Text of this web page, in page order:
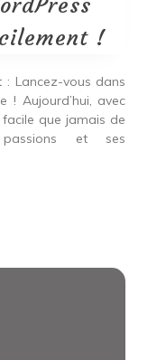
facilement
!
!
Lancez-vous dans
! Aujourd’hui, avec
facile que jamais de
et ses